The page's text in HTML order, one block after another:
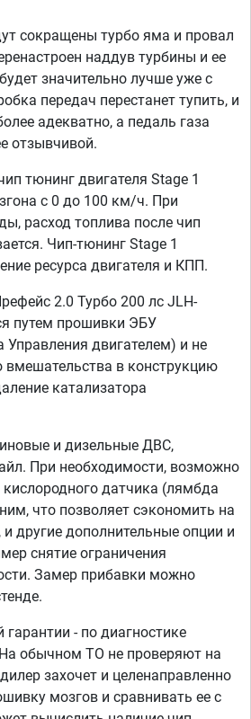
сокращены турбо яма и провал
наддув турбины и ее
значительно лучше уже с
передач перестанет тупить, и
адекватно, а педаль газа
отзывчивой.
тюнинг двигателя Stage 1
с 0 до 100 км/ч. При
расход топлива после чип
Чип-тюнинг Stage 1
ресурса двигателя и КПП.
2.0 Турбо 200 лс JLH-
путем прошивки ЭБУ
Управления двигателем) и не
вмешательства в конструкцию
катализатора
и дизельные ДВС,
При необходимости, возможно
датчика (лямбда
что позволяет сэкономить на
другие дополнительные опции и
снятие ограничения
Замер прибавки можно
гарантии - по диагностике
обычном ТО не проверяют на
захочет и целенаправленно
мозгов и сравнивать ее с